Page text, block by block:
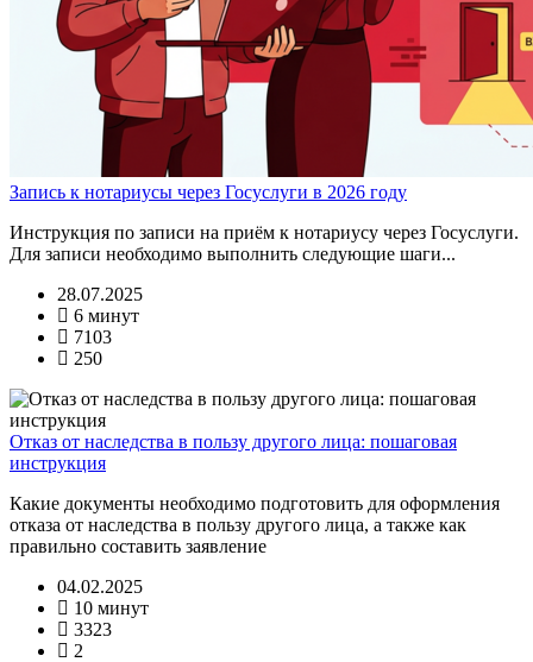
Запись к нотариусы через Госуслуги в 2026 году
Инструкция по записи на приём к нотариусу через Госуслуги.
Для записи необходимо выполнить следующие шаги...
28.07.2025
6 минут
7103
250
Отказ от наследства в пользу другого лица: пошаговая
инструкция
Какие документы необходимо подготовить для оформления
отказа от наследства в пользу другого лица, а также как
правильно составить заявление
04.02.2025
10 минут
3323
2